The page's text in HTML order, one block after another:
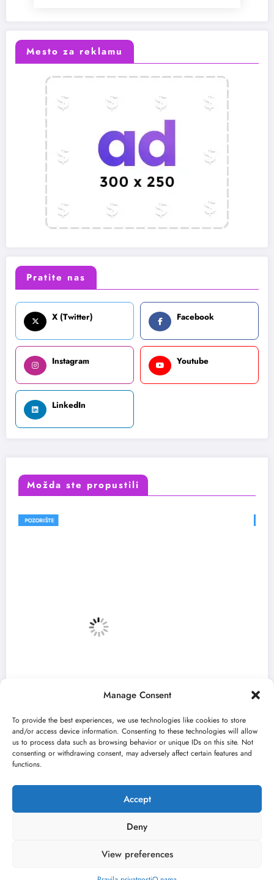
Manage Consent
To provide the best experiences, we use technologies like cookies to store
and/or access device information. Consenting to these technologies will allow
us to process data such as browsing behavior or unique IDs on this site. Not
consenting or withdrawing consent, may adversely affect certain features and
functions.
Accept
Deny
View preferences
Mesto za reklamu
Pratite nas
X (Twitter) Facebook
Instagram Youtube
LinkedIn
Možda ste propustili
FESTIVALI
„Najveći mali festival u Vojvodini“ i ovog
Kulturni kišobran
O nama Uslovi
Kontakt
Kulturni kišobran| Powered BySpiceThemes